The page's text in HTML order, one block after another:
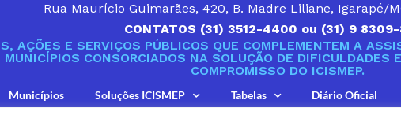
Rua Maurício Guimarães, 420, B. Madre Liliane, Igarapé/
CONTATOS (31) 3512-4400 ou (31) 9
AÇÕES E SERVIÇOS PÚBLICOS QUE COMPLEMENTEM A
MUNICÍPIOS CONSORCIADOS NA SOLUÇÃO DE DIFICULDADES
COMPROMISSO DO ICISMEP.
Municípios Soluções ICISMEP Tabelas Diário Oficial